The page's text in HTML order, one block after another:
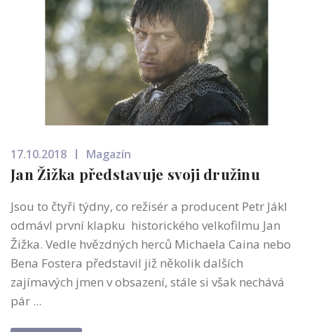
17.10.2018 Magazín
Jan Žižka představuje svoji družinu
Jsou to čtyři týdny, co režisér a producent Petr Jákl
odmávl první klapku historického velkofilmu Jan
Žižka. Vedle hvězdných herců Michaela Caina nebo
Bena Fostera představil již několik dalších
zajímavých jmen v obsazení, stále si však nechává
pár ...